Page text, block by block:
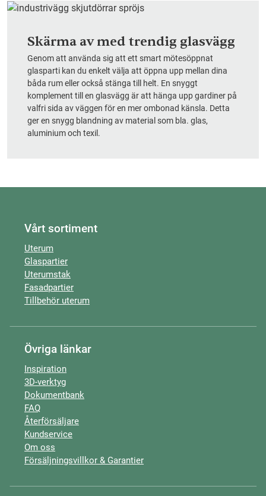
Skärma av med trendig glasvägg
Genom att använda sig att ett smart mötesöppnat
glasparti kan du enkelt välja att öppna upp mellan dina
båda rum eller också stänga till helt. En snyggt
komplement till en glasvägg är att hänga upp gardiner på
valfri sida av väggen för en mer ombonad känsla. Detta
ger en snygg blandning av material som bla. glas,
aluminium och texil.
Vårt sortiment
Uterum
Glaspartier
Uterumstak
Fasadpartier
Tillbehör uterum
Övriga länkar
Inspiration
3D-verktyg
Dokumentbank
FAQ
Återförsäljare
Kundservice
Om oss
Försäljningsvillkor & Garantier